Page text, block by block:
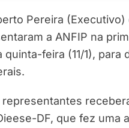
Pereira
a ANFIP na
feira (11/1), para
DF, que fez uma